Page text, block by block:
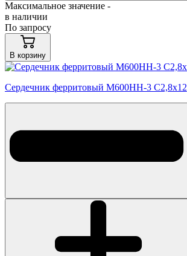
Максимальное значение -
в наличии
По запросу
В корзину
Сердечник ферритовый М600НН-3 С2,8х12